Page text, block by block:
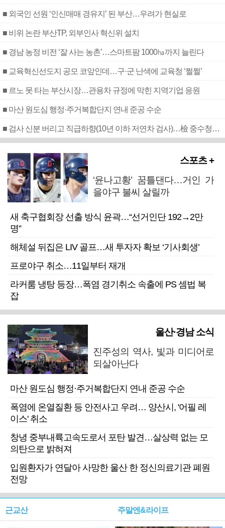
■ 외국인 선원 ‘인신매매 경유지’ 된 부산…우려가 현실로
■ 비위 논란 부산TP, 외부인사 혁신위 설치
■ 경남 농정 비전 ‘잘 사는 농촌’…스마트팜 1000㏊까지 늘린다
■ 교육혁신선도지 공모 코앞인데…구·군 난색에 교육청 ‘쩔쩔’
■ 르노 못 타는 부산시장…관용차 규정에 막힌 지역기업 응원
■ 마산 원도심 행정·주거복합단지 연내 준공 수순
■ 검사 신분 버리고 직급하향(10년 이하 저연차 검사)…檢 중수청행 기피
스포츠 +
‘윤나고황’ 꿈틀댄다…거인 가
을야구 불씨 살릴까
새 축구협회장 선출 방식 윤곽…“선거인단 192→2만
명”
해체설 뒤집은 LIV 골프…새 투자자 확보 ‘기사회생’
프로야구 취소…11일부터 재개
라커룸 냉탕 등장…폭염 경기취소 속출에 PS 셈법 복
잡
울산·경남 소식
진주성의 역사, 빛과 미디어로
되살아난다
마산 원도심 행정·주거복합단지 연내 준공 수순
폭염에 온열질환 등 안전사고 우려… 양산시, '어필 레
이스' 취소
창녕 중부내륙고속도로서 포탄 발견…살상력 없는 모
의탄으로 밝혀져
입원환자가 연달아 사망한 울산 한 정신의료기관 폐원
전망
근교산 주말엔&라이프